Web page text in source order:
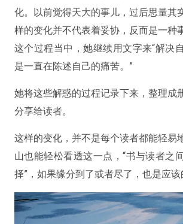
化。以前觉得天大的事儿，过后思量其
样的变化并不代表着妥协，反而是一种
这个过程当中，她继续用文字来“解决
是一直在陈述自己的痛苦。”
她将这些解惑的过程记录下来，整理成
分享给读者。
这样的变化，并不是每个读者都能轻易
山也能轻松看透这一点，“书与读者之
择”，如果缘分到了或者尽了，也是应该